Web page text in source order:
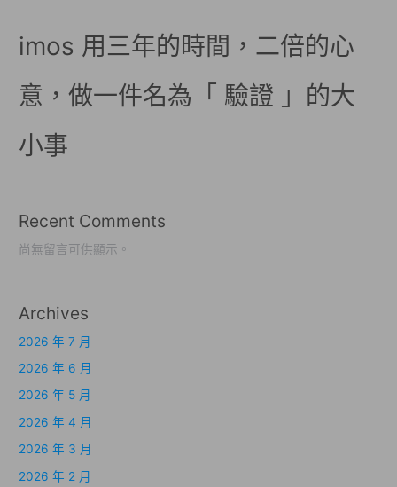
imos 用三年的時間，二倍的心
意，做一件名為「 驗證 」的大
小事
Recent Comments
尚無留言可供顯示。
Archives
2026 年 7 月
2026 年 6 月
2026 年 5 月
2026 年 4 月
2026 年 3 月
2026 年 2 月